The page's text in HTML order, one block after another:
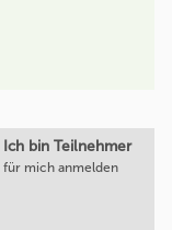
Ich bin Teilnehmer
für mich anmelden